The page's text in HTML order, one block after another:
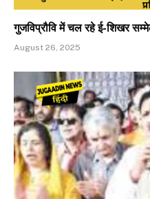
गुजविप्रौवि में चल रहे ई-शिखर
August 26, 2025